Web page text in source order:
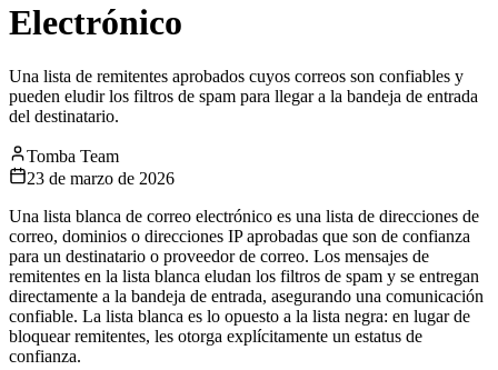
Electrónico
Una lista de remitentes aprobados cuyos correos son confiables y
pueden eludir los filtros de spam para llegar a la bandeja de entrada
del destinatario.
Tomba Team
23 de marzo de 2026
Una lista blanca de correo electrónico es una lista de direcciones de
correo, dominios o direcciones IP aprobadas que son de confianza
para un destinatario o proveedor de correo. Los mensajes de
remitentes en la lista blanca eludan los filtros de spam y se entregan
directamente a la bandeja de entrada, asegurando una comunicación
confiable. La lista blanca es lo opuesto a la lista negra: en lugar de
bloquear remitentes, les otorga explícitamente un estatus de
confianza.